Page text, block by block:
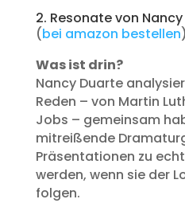
2. Resonate von
(bei amazon bestellen)
Was ist drin?
Nancy Duarte
Reden – von Martin
Jobs – gemeinsam
mitreißende
Präsentationen zu
werden, wenn sie der
folgen.